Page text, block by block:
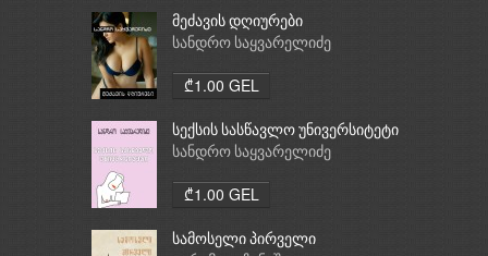
მეძავის დღიურები
სანდრო საყვარელიძე
₾1.00 GEL
სექსის სასწავლო უნივერსიტეტი
სანდრო საყვარელიძე
₾1.00 GEL
სამოსელი პირველი